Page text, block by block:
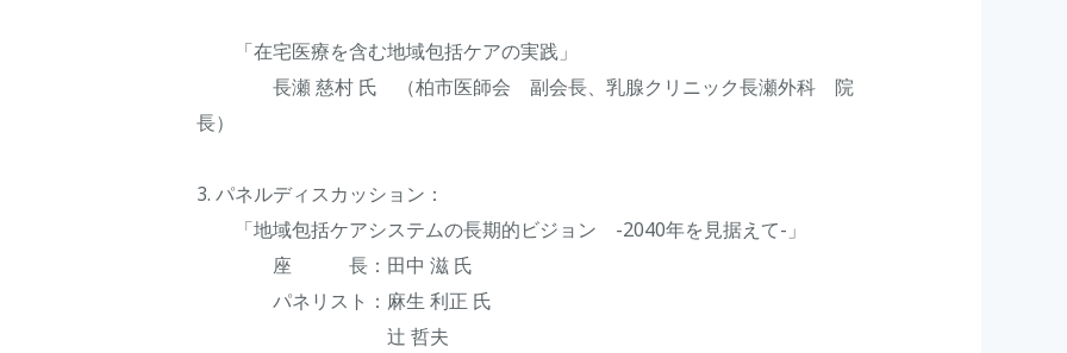
「在宅医療を含む地域包括ケアの実践」
長瀬 慈村 氏 （柏市医師会 副会長、乳腺クリニック長瀬外科 院
長）
3. パネルディスカッション：
「地域包括ケアシステムの長期的ビジョン -2040年を見据えて-」
座 長：田中 滋 氏
パネリスト：麻生 利正 氏
辻 哲夫